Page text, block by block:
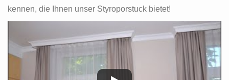
kennen, die Ihnen unser Styroporstuck bietet!